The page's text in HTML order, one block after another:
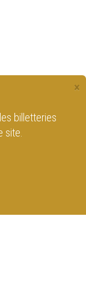
×
billetteries
site.